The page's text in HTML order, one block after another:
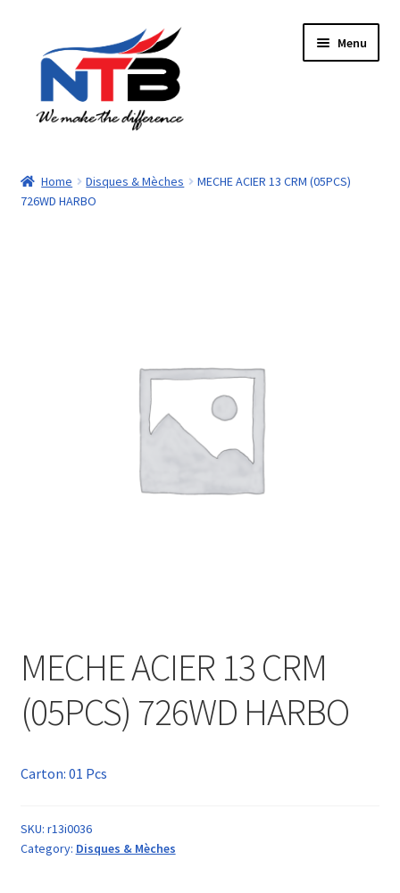
navigation
contenu
Menu
Boutique
Home Disques & Mèches
MECHE ACIER 13 CRM (05PCS)
726WD HARBO
MECHE ACIER 13 CRM
(05PCS) 726WD HARBO
Carton: 01 Pcs
SKU: r13i0036
Category: Disques & Mèches